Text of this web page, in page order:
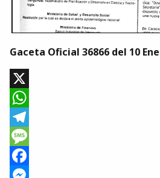
Gaceta Oficial 36866 del 10
X
WhatsApp
Telegram
Message
Facebook